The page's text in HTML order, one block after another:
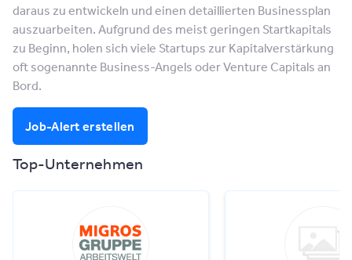
daraus zu entwickeln und einen detaillierten Businessplan
auszuarbeiten. Aufgrund des meist geringen Startkapitals
zu Beginn, holen sich viele Startups zur Kapitalverstärkung
oft sogenannte Business-Angels oder Venture Capitals an
Bord.
Job-Alert erstellen
Top-Unternehmen